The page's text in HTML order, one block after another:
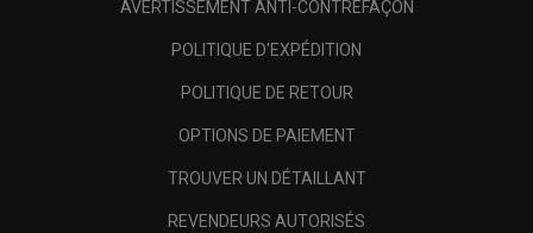
AVERTISSEMENT ANTI-CONTREFAÇON
POLITIQUE D'EXPÉDITION
POLITIQUE DE RETOUR
OPTIONS DE PAIEMENT
TROUVER UN DÉTAILLANT
REVENDEURS AUTORISÉS